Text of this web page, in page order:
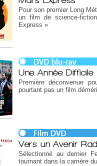
Pour son premier Long
un film de science-
Express »
Une Année Difficile
Première déconvenue
pourtant pas un film
Vers un Avenir
Sélectionné au dernier
tournant dans la carrière